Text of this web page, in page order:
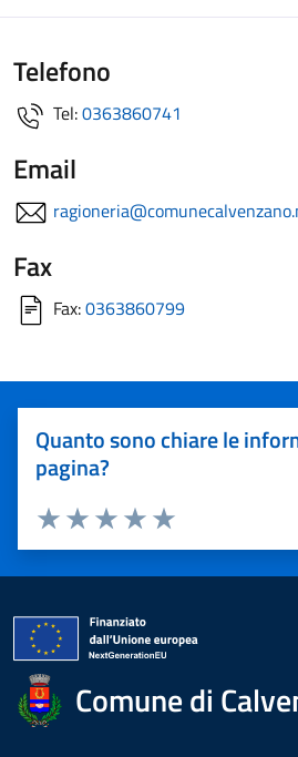
Telefono
Tel:0363860741
Email
Fax
Fax:0363860799
Quanto sono chiare le
pagina?
Valuta 5 stelle su 5
Valuta 4 stelle su 5
Valuta 3 stelle su 5
Valuta 2 stelle su 5
Valuta 1 stelle su 5
Comune di